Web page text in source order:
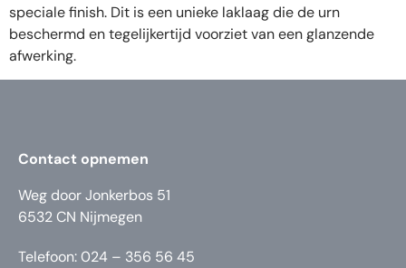
speciale finish. Dit is een unieke laklaag die de urn
beschermd en tegelijkertijd voorziet van een glanzende
afwerking.
Contact opnemen
Weg door Jonkerbos 51
6532 CN Nijmegen
Telefoon: 024 – 356 56 45